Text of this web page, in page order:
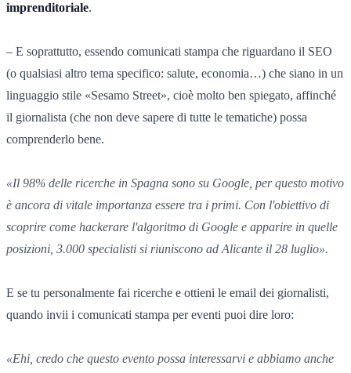
imprenditoriale.
– E soprattutto, essendo comunicati stampa che riguardano il SEO
(o qualsiasi altro tema specifico: salute, economia…) che siano in un
linguaggio stile «Sesamo Street», cioè molto ben spiegato, affinché
il giornalista (che non deve sapere di tutte le tematiche) possa
comprenderlo bene.
«Il 98% delle ricerche in Spagna sono su Google, per questo motivo
è ancora di vitale importanza essere tra i primi. Con l'obiettivo di
scoprire come hackerare l'algoritmo di Google e apparire in quelle
posizioni, 3.000 specialisti si riuniscono ad Alicante il 28 luglio».
E se tu personalmente fai ricerche e ottieni le email dei giornalisti,
quando invii i comunicati stampa per eventi puoi dire loro:
«Ehi, credo che questo evento possa interessarvi e abbiamo anche